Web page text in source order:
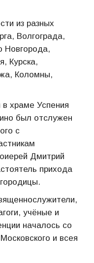
из разных
Волгограда,
Новгорода,
Курска,
Коломны,
храме Успения
был отслужен
с
Дмитрий
прихода
учёные и
началось со
и всея